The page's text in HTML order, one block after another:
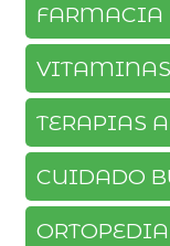
FARMACIA
VITAMINAS
TERAPIAS
CUIDADO
ORTOPEDIA